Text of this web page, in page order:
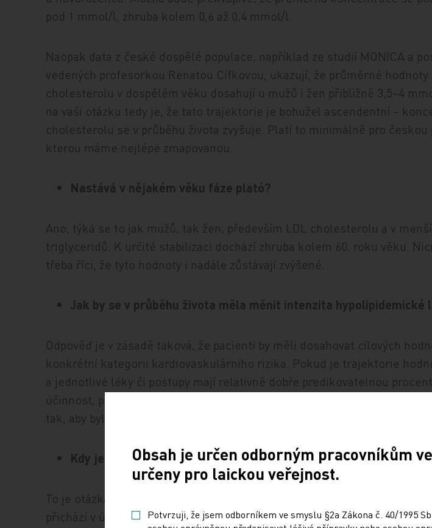
pod 1 mmol/l, zhruba kolem 0,6 až 0,4 mmol/l.
Naopak data z české dospělé populace, například ze studií MONICA a
vedených profesorkou Renatou Cífkovou, ukazují, že průměrné hodnoty
cholesterolu v dospělém věku dosahují u mužů i žen přibližně 3,5–4
na vaši otázku tedy je, že tato trajektorie je bohužel ascendentní –
cholesterolu se v průběhu života zvyšuje. Platí to minimálně pro českou
kterou máme nejlépe zmapovanou.
Nastává v nějakém věku fáze plató?
Ano, týká se to jak mužů, tak žen, především LDL cholesterolu a v
triglyceridů. K určité stabilizaci dochází zhruba kolem 60. roku věku.
třeba říci, že tyto hodnoty i nadále zůstávají zvýšené.
Jak by se v průběhu života měla měnit intenzita hypolipidemické
Odpověď je v zásadě taková, že pacienti by měli dosahovat cílových
konkrétní kategorii kardiovaskulárního rizika. Pokud je trajektorie
a jednotlivé léky či postupy mají relativně dobře predikovatelnou
účinnost, pak z toho logicky plyne, že dávka bude v čase pravděpodobně
tak, aby bylo cílových hodnot dosaženo.
Kdy je namístě deeskalace?
To je otázka, na kterou se nedá jednoduše odpovědět. Deeskalace
přichází v úvahu u seniorů, kteří jsou z nějakého důvodu limitováni co
Obsah je určen odborným pracovníkům
určeny pro laickou veřejnost.
Potvrzuji, že jsem odborníkem ve smyslu §2a Zákona č. 40/1995